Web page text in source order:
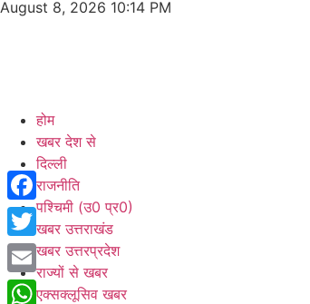
August 8, 2026 10:14 PM
होम
खबर देश से
दिल्ली
राजनीति
पश्चिमी (उ0 प्र0)
खबर उत्तराखंड
खबर उत्तरप्रदेश
राज्यों से खबर
एक्सक्लूसिव खबर
Facebook
Twitter
Email